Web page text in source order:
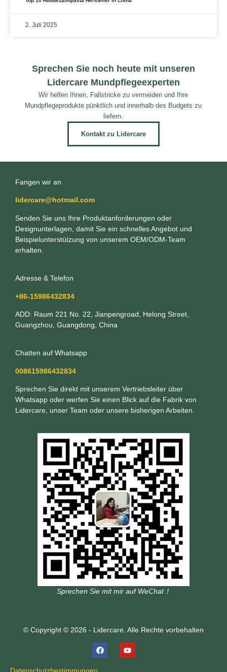
2. Juli 2025
Sprechen Sie noch heute mit unseren
Lidercare Mundpflegeexperten
Wir helfen Ihnen, Fallstricke zu vermeiden und Ihre
Mundpflegeprodukte pünktlich und innerhalb des Budgets zu
liefern.
Kontakt zu Lidercare
Fangen wir an
lidercare@hotmail.com
Senden Sie uns Ihre Produktanforderungen oder
Designunterlagen, damit Sie ein schnelles Angebot und
Beispielunterstützung von unserem OEM/ODM-Team
erhalten.
Adresse & Telefon
+86-15986432834
ADD: Raum 221 No. 22, Jianpengroad, Helong Street,
Guangzhou, Guangdong, China
Chatten auf Whatsapp
008615986432834
Sprechen Sie direkt mit unserem Vertriebsleiter über
Whatsapp oder werfen Sie einen Blick auf die Fabrik von
Lidercare, unser Team oder unsere bisherigen Arbeiten.
Sprechen Sie mit mir auf WeChat！
© Copyright © 2026 - Lidercare. Alle Rechte vorbehalten